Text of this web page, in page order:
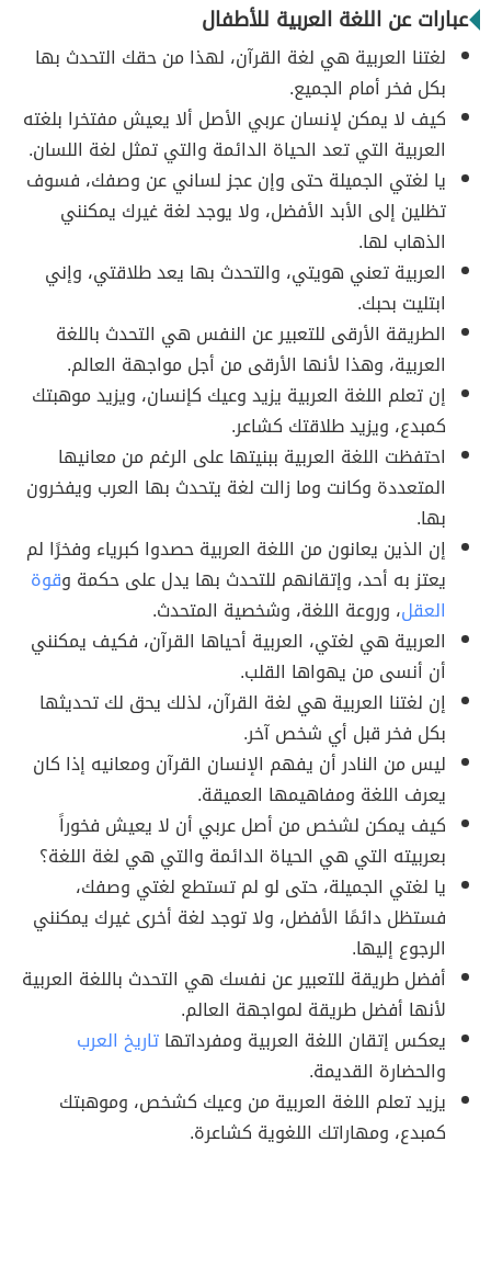
عبارات عن اللغة العربية للأطفال
لغتنا العربية هي لغة القرآن، لهذا من حقك التحدث بها
بكل فخر أمام الجميع.
كيف لا يمكن لإنسان عربي الأصل ألا يعيش مفتخرا بلغته
العربية التي تعد الحياة الدائمة والتي تمثل لغة اللسان.
يا لغتي الجميلة حتى وإن عجز لساني عن وصفك، فسوف
تظلين إلى الأبد الأفضل، ولا يوجد لغة غيرك يمكنني
الذهاب لها.
العربية تعني هويتي، والتحدث بها يعد طلاقتي، وإني
ابتليت بحبك.
الطريقة الأرقى للتعبير عن النفس هي التحدث باللغة
العربية، وهذا لأنها الأرقى من أجل مواجهة العالم.
إن تعلم اللغة العربية يزيد وعيك كإنسان، ويزيد موهبتك
كمبدع، ويزيد طلاقتك كشاعر.
احتفظت اللغة العربية ببنيتها على الرغم من معانيها
المتعددة وكانت وما زالت لغة يتحدث بها العرب ويفخرون
بها.
إن الذين يعانون من اللغة العربية حصدوا كبرياء وفخرًا لم
يعتز به أحد، وإتقانهم للتحدث بها يدل على حكمة وقوة
العقل، وروعة اللغة، وشخصية المتحدث.
العربية هي لغتي، العربية أحياها القرآن، فكيف يمكنني
أن أنسى من يهواها القلب.
إن لغتنا العربية هي لغة القرآن، لذلك يحق لك تحديثها
بكل فخر قبل أي شخص آخر.
ليس من النادر أن يفهم الإنسان القرآن ومعانيه إذا كان
يعرف اللغة ومفاهيمها العميقة.
كيف يمكن لشخص من أصل عربي أن لا يعيش فخوراً
بعربيته التي هي الحياة الدائمة والتي هي لغة اللغة؟
يا لغتي الجميلة، حتى لو لم تستطع لغتي وصفك،
فستظل دائمًا الأفضل، ولا توجد لغة أخرى غيرك يمكنني
الرجوع إليها.
أفضل طريقة للتعبير عن نفسك هي التحدث باللغة العربية
لأنها أفضل طريقة لمواجهة العالم.
يعكس إتقان اللغة العربية ومفرداتهاتاريخ العرب
والحضارة القديمة.
يزيد تعلم اللغة العربية من وعيك كشخص، وموهبتك
كمبدع، ومهاراتك اللغوية كشاعرة.